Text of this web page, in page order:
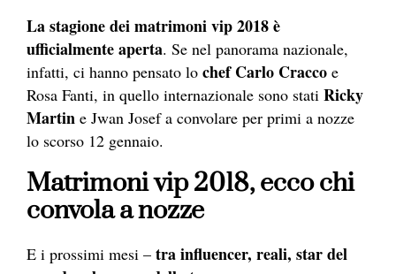
La stagione dei matrimoni vip 2018 è
ufficialmente aperta. Se nel panorama nazionale,
infatti, ci hanno pensato lo chef Carlo Cracco e
Rosa Fanti, in quello internazionale sono stati Ricky
Martin e Jwan Josef a convolare per primi a nozze
lo scorso 12 gennaio.
Matrimoni vip 2018, ecco chi
convola a nozze
E i prossimi mesi – tra influencer, reali, star del